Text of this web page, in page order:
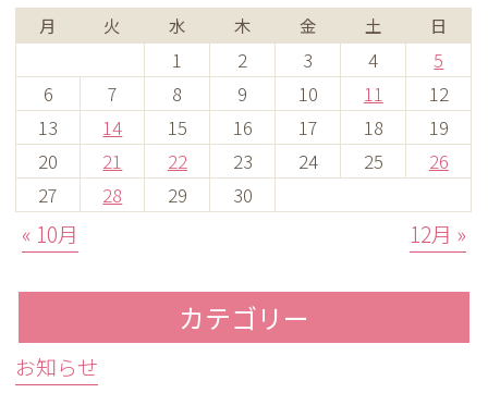
月 火 水 木 金 土 日
1 2 3 4
5
6
7 8 9 10 11
12
13
14 15 16 17 18
19
20
21 22 23 24 25
26
27
28 29 30
« 10月 12月 »
カテゴリー
お知らせ